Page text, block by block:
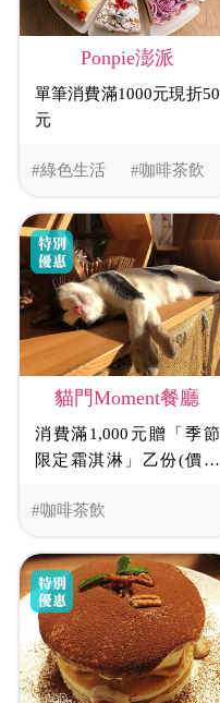
#綠色生活 #咖啡茶飲
Ponpie澎派
單筆消費滿1000元現折50
元
#咖啡茶飲
貓門Moment餐廳
消費滿1,000元贈「季節
限定霜淇淋」乙份(價值